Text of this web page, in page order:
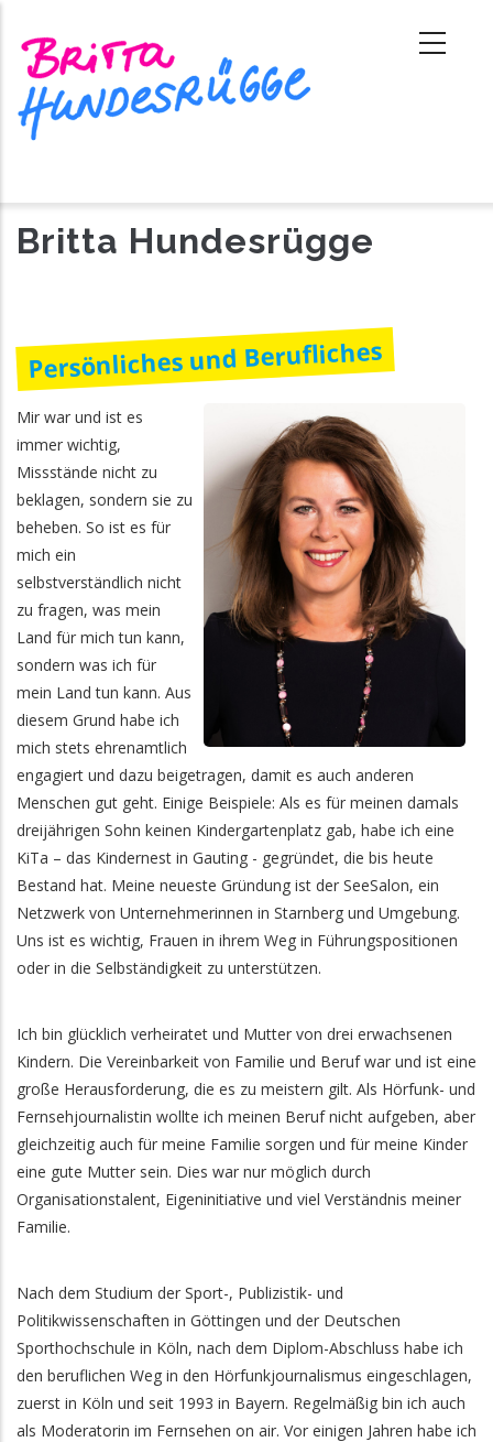
zum
Inhalt
Britta Hundesrügge
Persönliches und Berufliches
Mir war und ist es
immer wichtig,
Missstände nicht zu
beklagen, sondern sie zu
beheben. So ist es für
mich ein
selbstverständlich nicht
zu fragen, was mein
Land für mich tun kann,
sondern was ich für
mein Land tun kann. Aus
diesem Grund habe ich
mich stets ehrenamtlich
engagiert und dazu beigetragen, damit es auch anderen
Menschen gut geht. Einige Beispiele: Als es für meinen damals
dreijährigen Sohn keinen Kindergartenplatz gab, habe ich eine
KiTa – das Kindernest in Gauting - gegründet, die bis heute
Bestand hat. Meine neueste Gründung ist der SeeSalon, ein
Netzwerk von Unternehmerinnen in Starnberg und Umgebung.
Uns ist es wichtig, Frauen in ihrem Weg in Führungspositionen
oder in die Selbständigkeit zu unterstützen.
Ich bin glücklich verheiratet und Mutter von drei erwachsenen
Kindern. Die Vereinbarkeit von Familie und Beruf war und ist eine
große Herausforderung, die es zu meistern gilt. Als Hörfunk- und
Fernsehjournalistin wollte ich meinen Beruf nicht aufgeben, aber
gleichzeitig auch für meine Familie sorgen und für meine Kinder
eine gute Mutter sein. Dies war nur möglich durch
Organisationstalent, Eigeninitiative und viel Verständnis meiner
Familie.
Nach dem Studium der Sport-, Publizistik- und
Politikwissenschaften in Göttingen und der Deutschen
Sporthochschule in Köln, nach dem Diplom-Abschluss habe ich
den beruflichen Weg in den Hörfunkjournalismus eingeschlagen,
zuerst in Köln und seit 1993 in Bayern. Regelmäßig bin ich auch
als Moderatorin im Fernsehen on air. Vor einigen Jahren habe ich